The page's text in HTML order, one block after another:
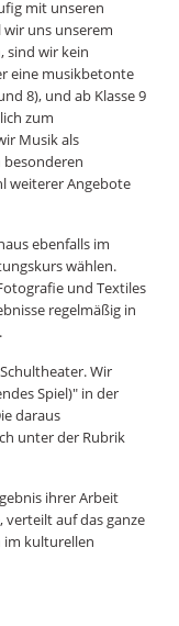
mit unseren
uns unserem
sind wir kein
eine musikbetonte
8), und ab Klasse 9
zum
Musik als
besonderen
weiterer Angebote
ebenfalls im
wählen.
und Textiles
regelmäßig in
Wir
Spiel)" in der
daraus
unter der Rubrik
ihrer Arbeit
auf das ganze
im kulturellen